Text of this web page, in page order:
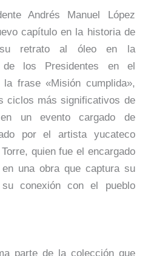
Andrés Manuel López
capítulo en la historia de
retrato al óleo en la
de los Presidentes en el
frase «Misión cumplida»,
ciclos más significativos de
un evento cargado de
por el artista yucateco
quien fue el encargado
una obra que captura su
conexión con el pueblo
parte de la colección que